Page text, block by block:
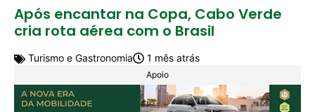
Após encantar na Copa, Cabo Verde
cria rota aérea com o Brasil
Turismo e Gastronomia 1 mês atrás
Apoio